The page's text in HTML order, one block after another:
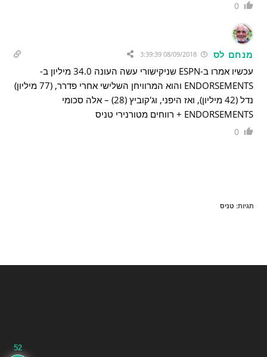
0
מנחם לס 08/09/2018 3:39:39
עכשיו אמרו ב-ESPN שניקישורי עשה העונה 34.0 מיליון ב-
ENDORSEMENTS והוא המרוויחן השלישי אחרי פדרר, (77 מיליון)
נדל (42 מיליון), ואז היפני, וג'קוביץ (28) – אלה סכומי
ENDORSEMENTS + רווחים מטורנירי טניס
0
תגיות: טניס
52